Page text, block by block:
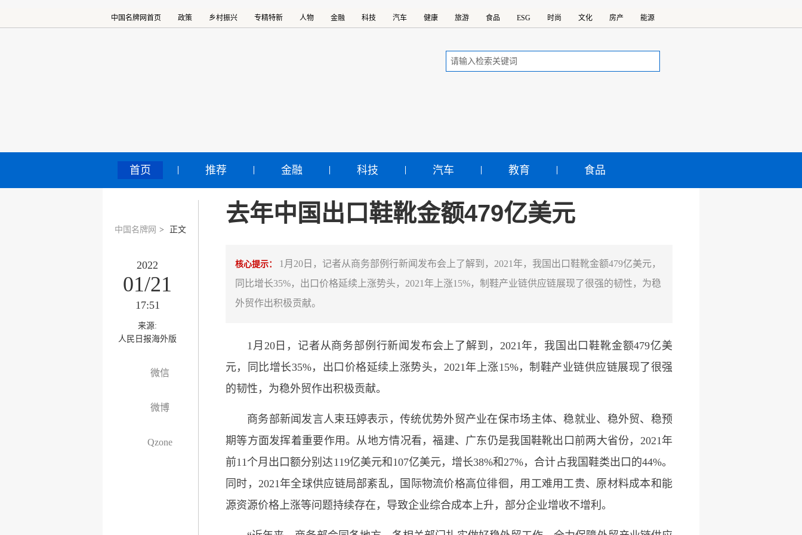
中国名牌网首页 政策 乡村振兴 专精特新 人物 金融 科技 汽车 健康 旅游 食品 ESG 时尚 文化 房产 能源
首页 推荐 金融 科技 汽车 教育 食品
中国名牌网 > 正文
2022
01/21
17:51
来源:
人民日报海外版
微信
微博
Qzone
去年中国出口鞋靴金额479亿美元
核心提示： 1月20日，记者从商务部例行新闻发布会上了解到，2021年，我国出口鞋靴金额479亿美元，
同比增长35%，出口价格延续上涨势头，2021年上涨15%，制鞋产业链供应链展现了很强的韧性，为稳
外贸作出积极贡献。
1月20日，记者从商务部例行新闻发布会上了解到，2021年，我国出口鞋靴金额479亿美
元，同比增长35%，出口价格延续上涨势头，2021年上涨15%，制鞋产业链供应链展现了很强
的韧性，为稳外贸作出积极贡献。
商务部新闻发言人束珏婷表示，传统优势外贸产业在保市场主体、稳就业、稳外贸、稳预
期等方面发挥着重要作用。从地方情况看，福建、广东仍是我国鞋靴出口前两大省份，2021年
前11个月出口额分别达119亿美元和107亿美元，增长38%和27%，合计占我国鞋类出口的44%。
同时，2021年全球供应链局部紊乱，国际物流价格高位徘徊，用工难用工贵、原材料成本和能
源资源价格上涨等问题持续存在，导致企业综合成本上升，部分企业增收不增利。